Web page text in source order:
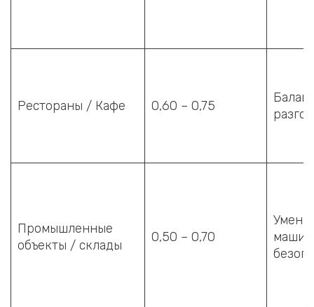
Рестораны / Кафе 0,60 – 0,75
Промышленные
объекты / склады
0,50 – 0,70